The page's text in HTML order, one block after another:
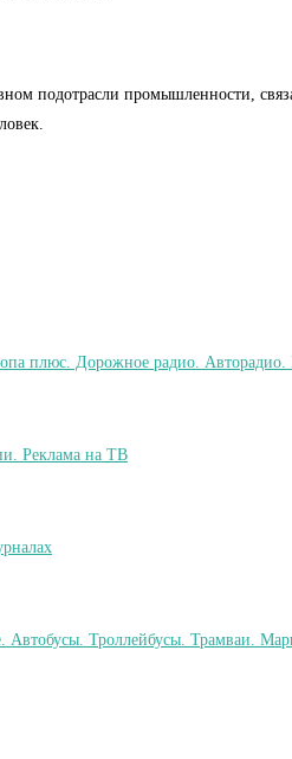
подотрасли промышленности,